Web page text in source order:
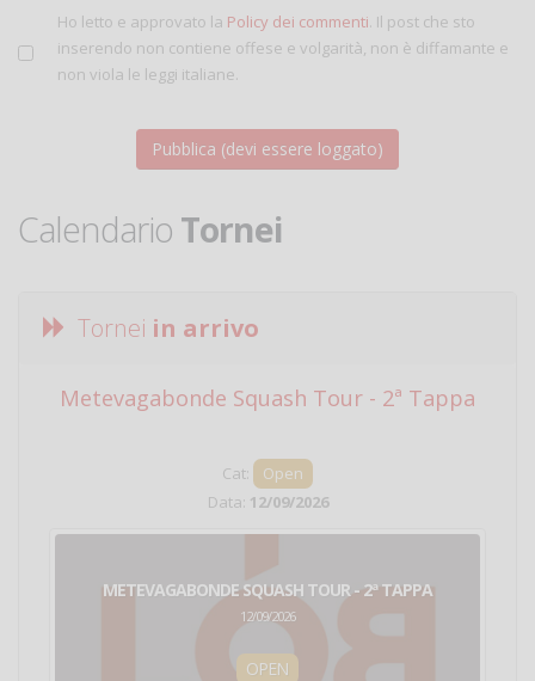
Ho letto e approvato la Policy dei commenti. Il post che sto
inserendo non contiene offese e volgarità, non è diffamante e
non viola le leggi italiane.
Calendario Tornei
Tornei in arrivo
Metevagabonde Squash Tour - 2ª Tappa
Cat:
Open
Data: 12/09/2026
METEVAGABONDE SQUASH TOUR - 2ª TAPPA
12/09/2026
OPEN